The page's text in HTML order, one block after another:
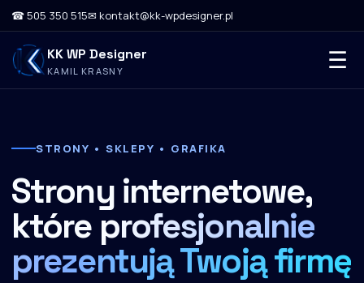
☎ 505 350 515✉ kontakt@kk-wpdesigner.pl
KK WP Designer
KAMIL KRASNY ☰
STRONY • SKLEPY • GRAFIKA
Strony internetowe,
które profesjonalnie
prezentują Twoją firmę